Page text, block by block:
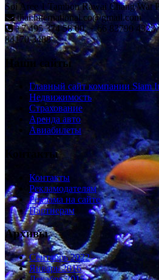
Soi Aree 1 Tambon Rawai Chang Wat
thai.international.co@gmail.com
+7 495 374 58 00, + 66 83790
84170 3488
Наши сайты
Главный сайт компании Siam
Недвижимость
Страхование
Аренда авто
Авиабилеты
Контакты
Контакты
Рекламодателям
Реклама на сайте
Партнерам
Архивы
Сентябрь 2022
Январь 2016